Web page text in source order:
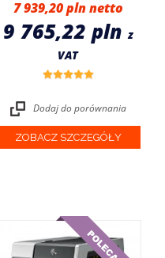
7 939,20 pln
9 765,22 plnz
VAT
Dodaj do porównania
ZOBACZ SZCZEGÓŁY